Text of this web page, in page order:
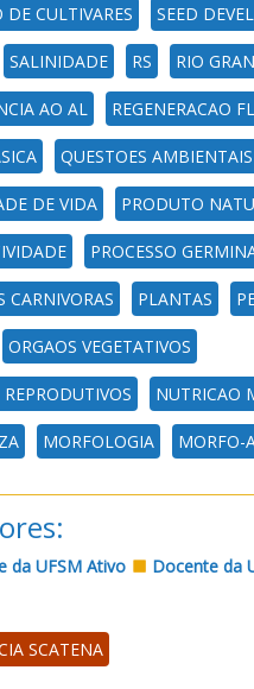
DE CULTIVARES SEED
SALINIDADE RS RIO
AO AL REGENERACAO
QUESTOES AMBIENTAIS
DE VIDA PRODUTO
PROCESSO
CARNIVORAS PLANTAS
ORGAOS VEGETATIVOS
NUTRICAO
MORFOLOGIA MORFO-
da UFSM Ativo
Docente da
SCATENA